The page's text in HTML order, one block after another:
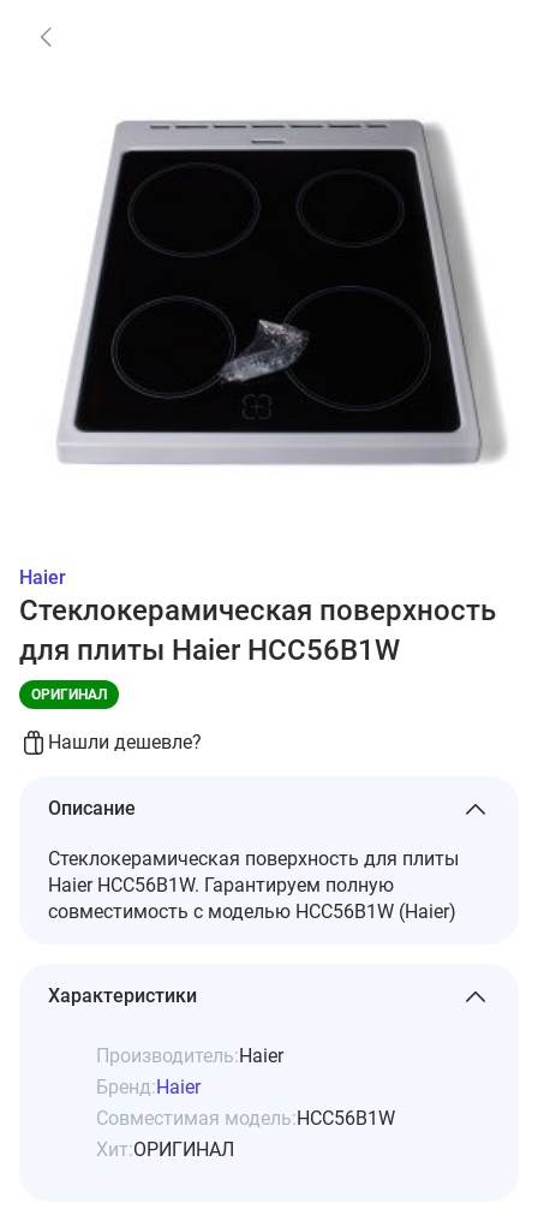
Haier
Стеклокерамическая поверхность
для плиты Haier HCC56B1W
ОРИГИНАЛ
Нашли дешевле?
Описание
Стеклокерамическая поверхность для плиты
Haier HCC56B1W. Гарантируем полную
совместимость с моделью HCC56B1W (Haier)
Характеристики
Производитель:Haier
Бренд:Haier
Совместимая модель:HCC56B1W
Хит:ОРИГИНАЛ